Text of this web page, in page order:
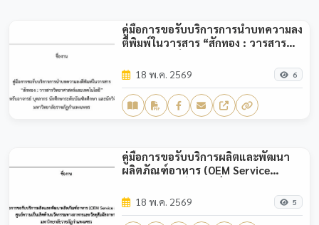
คู่มือการขอรับบริการการนำบทความลง
ตีพิมพ์ในวารสาร “สักทอง : วารสาร
อาจารย์ บุคลากร นักศึกษาระดับ
บัณฑิตศึกษา และนักวิจัย มหาวิทยาลัย
ราชภัฏกำแพงเพชร
18 พ.ค. 2569 6
คู่มือการขอรับบริการผลิตและพัฒนา
ผลิตภัณฑ์อาหาร (OEM Service
นวัตกรรมทางอาหารและวัสดุสัมผัส
อาหาร มหาวิทยาลัยราชภัฏ
18 พ.ค. 2569 5